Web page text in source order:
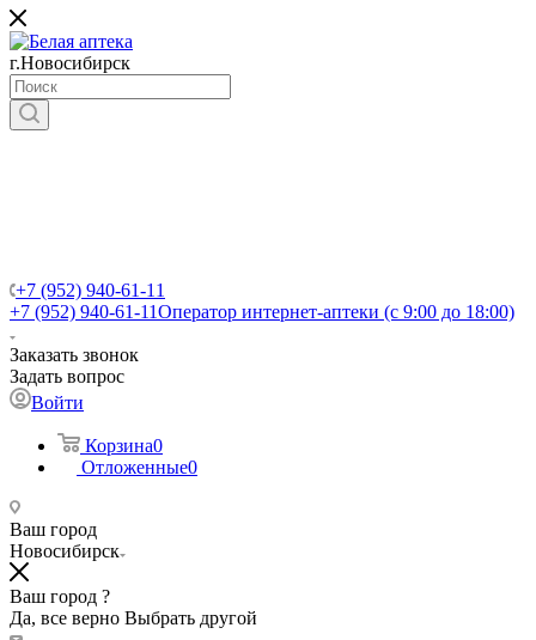
г.Новосибирск
+7 (952) 940-61-11
+7 (952) 940-61-11Оператор интернет-аптеки (с 9:00 до 18:00)
Заказать звонок
Задать вопрос
Войти
Корзина0
Отложенные0
Ваш город
Новосибирск
Ваш город ?
Да, все верно Выбрать другой